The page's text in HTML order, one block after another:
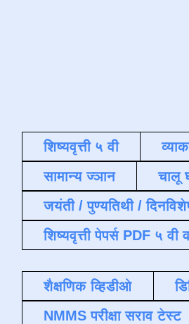
शिष्यवृत्ती ५ वी
सामान्य ज्ञान
चालू
जयंती / पुण्यतिथी /
शिष्यवृत्ती पेपर्स PDF ५ वी
शैक्षणिक व्हिडीओ
NMMS परीक्षा सराव टेस्ट